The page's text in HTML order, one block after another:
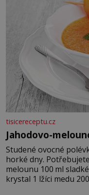
tisicereceptu.cz
Jahodovo-
Studené ovocné
horké dny. Potřebujete 200 g jahod 600 g žlutého
melounu 100 ml
krystal 1 lžíci medu